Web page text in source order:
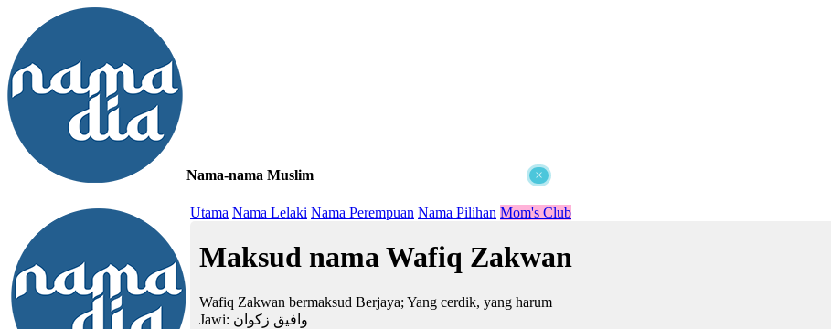
×
Nama-nama Muslim
Utama Nama Lelaki Nama Perempuan Nama Pilihan Mom's Club
Maksud nama Wafiq Zakwan
Wafiq Zakwan bermaksud Berjaya; Yang cerdik, yang harum
Jawi: وافيق زكوان